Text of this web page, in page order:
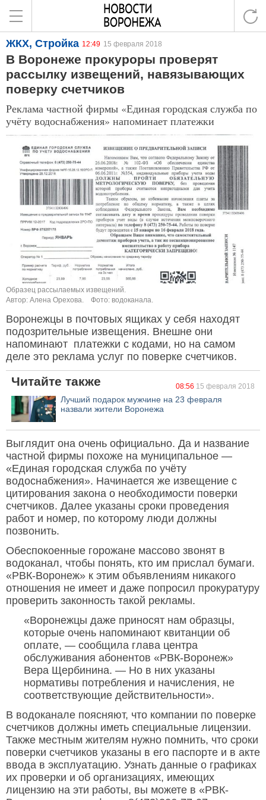
ЖКХ, Стройка 12:49 15 февраля 2018
В Воронеже прокуроры проверят
рассылку извещений, навязывающих
поверку счетчиков
Реклама частной фирмы «Единая городская служба по
учёту водоснабжения» напоминает платежки
Образец рассылаемых извещений.
Автор: Алена Орехова.
Фото: водоканала.
Воронежцы в почтовых ящиках у себя находят
подозрительные извещения. Внешне они
напоминают платежки с кодами, но на самом
деле это реклама услуг по поверке счетчиков.
Читайте также 08:56 15 февраля 2018
Лучший подарок мужчине на 23 февраля
назвали жители Воронежа
Выглядит она очень официально. Да и название
частной фирмы похоже на муниципальное —
«Единая городская служба по учёту
водоснабжения». Начинается же извещение с
цитирования закона о необходимости поверки
счетчиков. Далее указаны сроки проведения
работ и номер, по которому люди должны
позвонить.
Обеспокоенные горожане массово звонят в
водоканал, чтобы понять, кто им прислал бумаги.
«РВК-Воронеж» к этим объявлениям никакого
отношения не имеет и даже попросил прокуратуру
проверить законность такой рекламы.
«Воронежцы даже приносят нам образцы,
которые очень напоминают квитанции об
оплате, — сообщила глава центра
обслуживания абонентов «РВК-Воронеж»
Вера Щербинина. — Но в них указаны
нормативы потребления и начисления, не
соответствующие действительности».
В водоканале поясняют, что компании по поверке
счетчиков должны иметь специальные лицензии.
Также местным жителям нужно помнить, что сроки
поверки счетчиков указаны в его паспорте и в акте
ввода в эксплуатацию. Узнать данные о графиках
их проверки и об организациях, имеющих
лицензию на эти работы, вы можете в «РВК-